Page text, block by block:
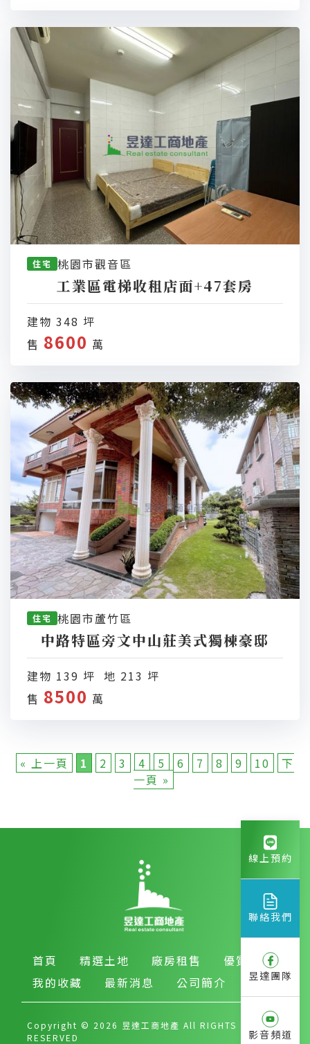
住宅 桃園市觀音區
工業區電梯收租店面+47套房
建物 348 坪
售 8600 萬
住宅 桃園市蘆竹區
中路特區旁文中山莊美式獨棟豪邸
建物 139 坪 地 213 坪
售 8500 萬
« 上一頁 1 2 3 4 5 6 7 8 9 10
下
一頁 »
首頁 精選土地 廠房租售
優質房產
我的收藏
最新消息 公司簡介
Copyright © 2026 昱達工商地產 All RIGHTS
RESERVED
線上預約
聯絡我們
昱達團隊
影音頻道